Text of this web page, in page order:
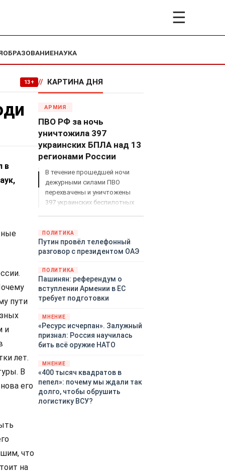
☰
ОБРАЗОВАНИЕНАУКА
13+
в
пути
и
лет.
В
его
что
на
// КАРТИНА ДНЯ
АРМИЯ
ПВО РФ за ночь
уничтожила 397
украинских БПЛА над 13
регионами России
В течение прошедшей ночи
дежурными силами ПВО
перехвачены и уничтожены
397 украинских беспилотных
территориями Белгородской,
Брянской, Воронежской,
Курской, Липецкой,
Ростовской, Рязанской,
Самарской, Саратовской,
Тамбовской, Тульской
областей, Краснодарского
края, Республики Крым и над
акваторией Азовского моря.
ПОЛИТИКА
Путин провёл телефонный
разговор с президентом ОАЭ
ПОЛИТИКА
Пашинян: референдум о
вступлении Армении в ЕС
требует подготовки
МНЕНИЕ
«Ресурс исчерпан». Залужный
признал: Россия научилась
бить всё оружие НАТО
МНЕНИЕ
«400 тысяч квадратов в
пепел»: почему мы ждали так
долго, чтобы обрушить
логистику ВСУ?